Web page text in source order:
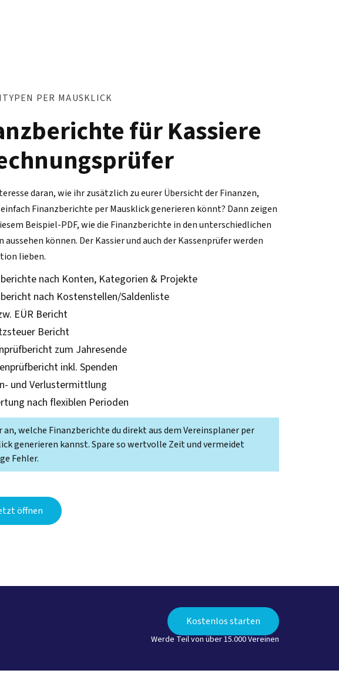
PER MAUSKLICK
für Kassiere
daran, wie ihr zusätzlich zu eurer Übersicht der Finanzen,
Finanzberichte per Mausklick generieren könnt? Dann zeigen
Beispiel-PDF, wie die Finanzberichte in den unterschiedlichen
aussehen können. Der Kassier und auch der Kassenprüfer werden
lieben.
nach Konten, Kategorien & Projekte
nach Kostenstellen/Saldenliste
EÜR Bericht
Bericht
zum Jahresende
inkl. Spenden
und Verlustermittlung
nach flexiblen Perioden
an, welche Finanzberichte du direkt aus dem Vereinsplaner per
generieren kannst. Spare so wertvolle Zeit und vermeidet
Fehler.
öffnen
Kostenlos starten
Werde Teil von über 15.000 Vereinen